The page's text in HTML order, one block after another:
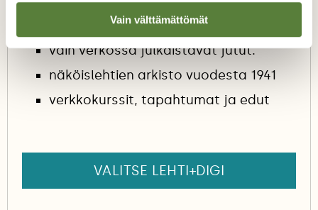
Vain välttämättömät
verkossa luettavassa muodossa
vain verkossa julkaistavat jutut.
näköislehtien arkisto vuodesta 1941
verkkokurssit, tapahtumat ja edut
VALITSE LEHTI+DIGI